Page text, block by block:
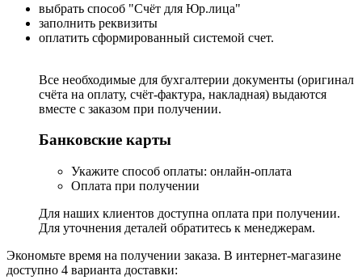
выбрать способ "Счёт для Юр.лица"
заполнить реквизиты
оплатить сформированный системой счет.
Все необходимые для бухгалтерии документы (оригинал
счёта на оплату, счёт-фактура, накладная) выдаются
вместе с заказом при получении.
Банковские карты
Укажите способ оплаты: онлайн-оплата
Оплата при получении
Для наших клиентов доступна оплата при получении.
Для уточнения деталей обратитесь к менеджерам.
Экономьте время на получении заказа. В интернет-магазине
доступно 4 варианта доставки: